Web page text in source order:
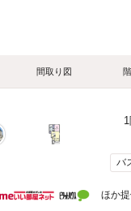
間取り図
バ
ほか